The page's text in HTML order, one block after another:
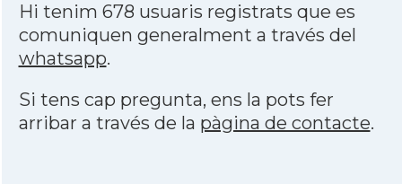
Hi tenim 678 usuaris registrats que es
comuniquen generalment a través del
whatsapp.
Si tens cap pregunta, ens la pots fer
arribar a través de la pàgina de contacte.